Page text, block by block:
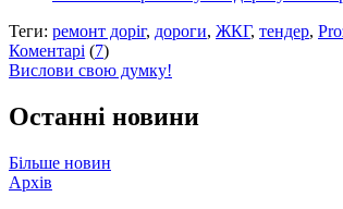
Теги: ремонт доріг, дороги, ЖКГ, тендер,
Коментарі (7)
Вислови свою думку!
Останні новини
Більше новин
Архів